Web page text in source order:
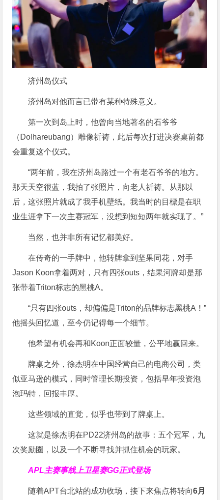
济州岛仪式
济州岛对他而言已带有某种特殊意义。
第一次到岛上时，他曾向当地著名的石爷爷
（Dolhareubang）雕像祈祷，此后每次打进决赛桌前都
会重复这个仪式。
“两年前，我在济州岛路过一个有老石爷爷的地方。
那天天空很蓝，我拍了张照片，向老人祈祷。从那以
后，这张照片就成了我手机壁纸。我当时的目標是在职
业生涯拿下一次主赛冠军，没想到短短两年就实现了。”
当然，也并非所有记忆都美好。
在传奇的一手牌中，他转牌拿到坚果同花，对手
Jason Koon拿着两对，只有四张outs，结果河牌却是那
张带着Triton标志的黑桃A。
“只有四张outs，却偏偏是Triton的品牌标志黑桃A！”
他摇头回忆道，至今仍记得每一个细节。
他希望有机会再和Koon正面较量，公平地赢回来。
牌桌之外，徐杰明在中国经营自己的电商公司，类
似亚马逊的模式，同时管理长期投资，包括早年投资泡
泡玛特，回报丰厚。
这些领域的直觉，似乎也带到了牌桌上。
这就是徐杰明在PD22济州岛的故事：五个冠军，九
次奖励圈，以及一个不断寻找并抓住机会的玩家。
APL主赛事线上卫星赛GG正式登场
随着APT台北站的成功收场，接下来焦点将转向6月